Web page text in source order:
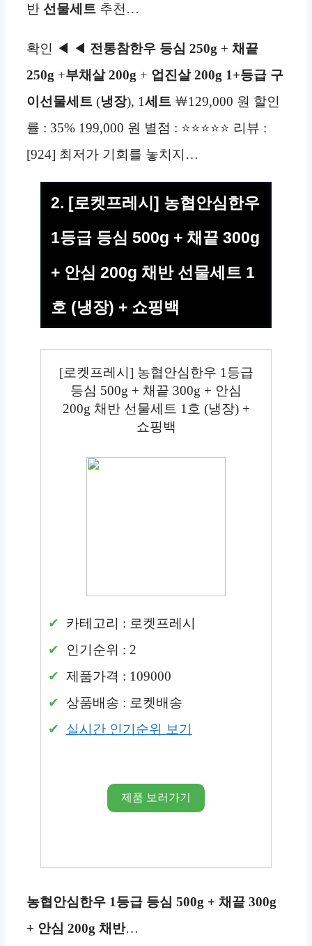
반 선물세트 추천…
확인 ◀ ◀ 전통참한우 등심 250g + 채끝
250g +부채살 200g + 업진살 200g 1+등급 구
이선물세트 (냉장), 1세트 ￦129,000 원 할인
률 : 35% 199,000 원 별점 : ⭐⭐⭐⭐⭐ 리뷰 :
[924] 최저가 기회를 놓치지…
2. [로켓프레시] 농협안심한우
1등급 등심 500g + 채끝 300g
+ 안심 200g 채반 선물세트 1
호 (냉장) + 쇼핑백
[로켓프레시] 농협안심한우 1등급
등심 500g + 채끝 300g + 안심
200g 채반 선물세트 1호 (냉장) +
쇼핑백
카테고리 : 로켓프레시
인기순위 : 2
제품가격 : 109000
상품배송 : 로켓배송
실시간 인기순위 보기
제품 보러가기
농협안심한우 1등급 등심 500g + 채끝 300g
+ 안심 200g 채반…